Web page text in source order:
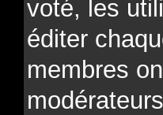
voté, les
éditer
membres